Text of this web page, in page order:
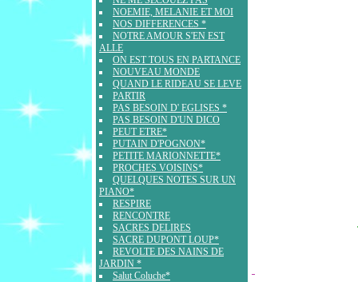
NOEMIE, MELANIE ET MOI
NOS DIFFERENCES *
NOTRE AMOUR S'EN EST
ALLE
ON EST TOUS EN PARTANCE
NOUVEAU MONDE
QUAND LE RIDEAU SE LEVE
PARTIR
PAS BESOIN D' EGLISES *
PAS BESOIN D'UN DICO
PEUT ETRE*
PUTAIN D'POGNON*
PETITE MARIONNETTE*
PROCHES VOISINS*
QUELQUES NOTES SUR UN
PIANO*
RESPIRE
RENCONTRE
SACRES DELIRES
SACRE DUPONT LOUP*
REVOLTE DES NAINS DE
JARDIN *
Salut Coluche*